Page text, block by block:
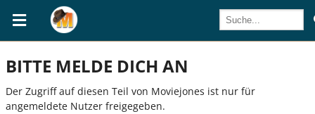
BITTE MELDE DICH AN
Der Zugriff auf diesen Teil von Moviejones ist nur für
angemeldete Nutzer freigegeben.